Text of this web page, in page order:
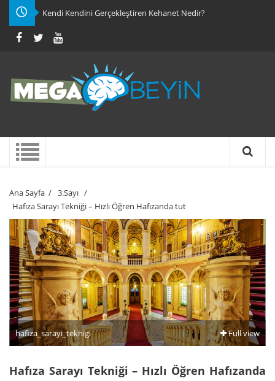
Kendi Kendini Gerçekleştiren Kehanet Nedir?
Ana Sayfa / 3.Sayı /
Hafıza Sarayı Tekniği – Hızlı Öğren Hafızanda tut
hafiza_sarayi_teknigi Full view
Hafıza Sarayı Tekniği – Hızlı Öğren Hafızanda